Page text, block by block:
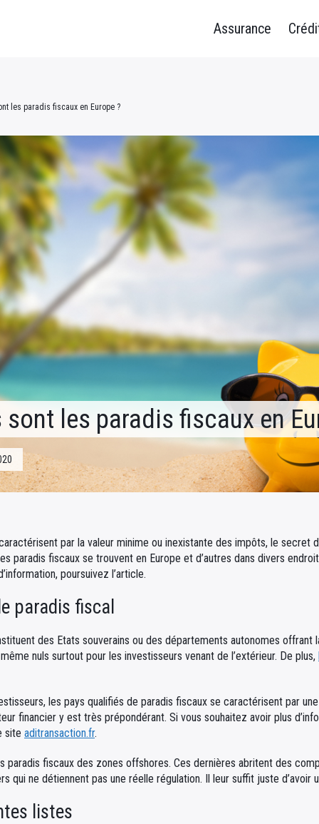
sont les paradis fiscaux en
les paradis fiscaux en Europe ?
par la valeur minime ou inexistante des impôts, le secret
paradis fiscaux se trouvent en Europe et d’autres dans divers
poursuivez l’article.
paradis fiscal
des Etats souverains ou des départements autonomes
nuls surtout pour les investisseurs venant de l’extérieur. De plus,
les pays qualifiés de paradis fiscaux se caractérisent par
financier y est très prépondérant. Si vous souhaitez avoir plus
site aditransaction.fr.
paradis fiscaux des zones offshores. Ces dernières abritent des
qui ne détiennent pas une réelle régulation. Il leur suffit juste d’avoir
listes
Assurance